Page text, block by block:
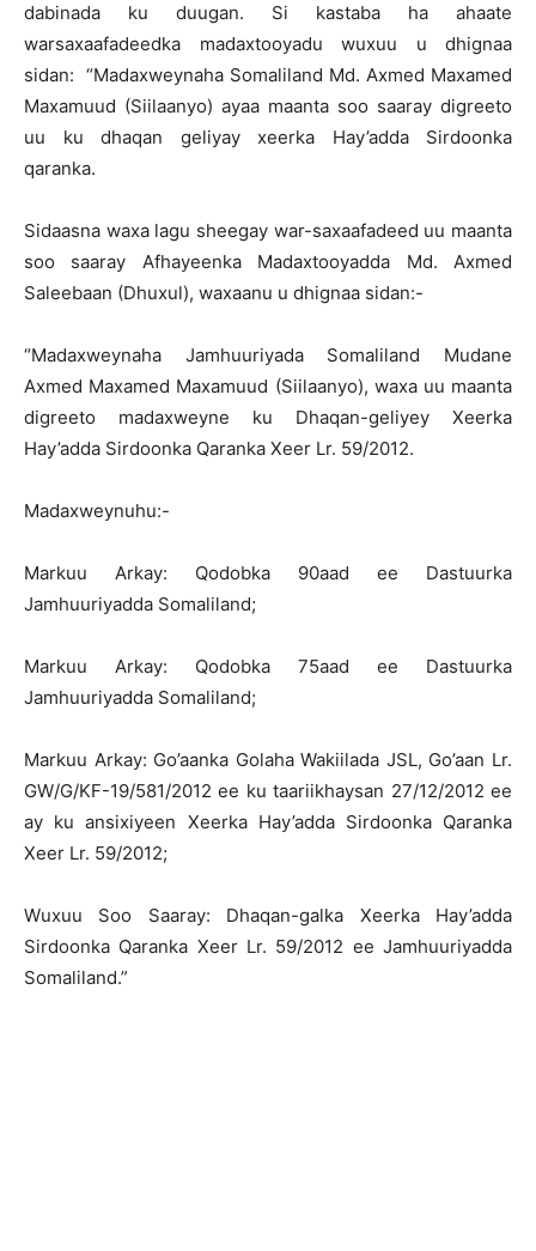
dabinada ku duugan. Si kastaba ha ahaate
warsaxaafadeedka madaxtooyadu wuxuu u dhignaa
sidan: “Madaxweynaha Somaliland Md. Axmed Maxamed
Maxamuud (Siilaanyo) ayaa maanta soo saaray digreeto
uu ku dhaqan geliyay xeerka Hay’adda Sirdoonka
qaranka.
Sidaasna waxa lagu sheegay war-saxaafadeed uu maanta
soo saaray Afhayeenka Madaxtooyadda Md. Axmed
Saleebaan (Dhuxul), waxaanu u dhignaa sidan:-
“Madaxweynaha Jamhuuriyada Somaliland Mudane
Axmed Maxamed Maxamuud (Siilaanyo), waxa uu maanta
digreeto madaxweyne ku Dhaqan-geliyey Xeerka
Hay’adda Sirdoonka Qaranka Xeer Lr. 59/2012.
Madaxweynuhu:-
Markuu Arkay: Qodobka 90aad ee Dastuurka
Jamhuuriyadda Somaliland;
Markuu Arkay: Qodobka 75aad ee Dastuurka
Jamhuuriyadda Somaliland;
Markuu Arkay: Go’aanka Golaha Wakiilada JSL, Go’aan Lr.
GW/G/KF-19/581/2012 ee ku taariikhaysan 27/12/2012 ee
ay ku ansixiyeen Xeerka Hay’adda Sirdoonka Qaranka
Xeer Lr. 59/2012;
Wuxuu Soo Saaray: Dhaqan-galka Xeerka Hay’adda
Sirdoonka Qaranka Xeer Lr. 59/2012 ee Jamhuuriyadda
Somaliland.”